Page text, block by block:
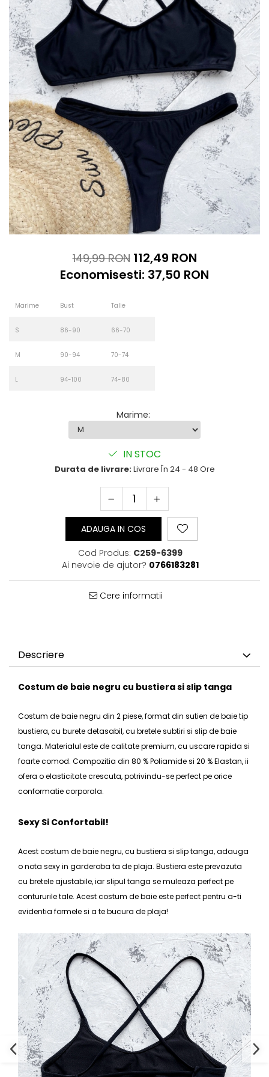
149,99 RON 112,49 RON
Economisesti: 37,50 RON
Marime Bust Talie
S 86-90 66-70
M 90-94 70-74
L 94-100 74-80
Marime:
IN STOC
Durata de livrare:Livrare În 24 - 48 Ore
ADAUGA IN COS
Cod Produs: C259-6399
Ai nevoie de ajutor? 0766183281
Cere informatii
Descriere
Costum de baie negru cu bustiera si slip tanga
Costum de baienegru din 2 piese, format din sutien de baie tip
bustiera, cu burete detasabil, cu bretele subtiri si slip de baie
tanga. Materialul este de calitate premium, cu uscare rapida si
foarte comod. Compozitia din 80 % Poliamide si 20 % Elastan, ii
ofera o elasticitate crescuta, potrivindu-se perfect pe orice
conformatie corporala.
Sexy Si Confortabil!
Acestcostum de baie negru, cu bustiera si slip tanga, adauga
o nota sexy in garderoba ta de plaja. Bustiera este prevazuta
cu bretele ajustabile, iar slipul tanga se muleaza perfect pe
contururile tale. Acestcostum de baieeste perfect pentru a-ti
evidentia formele si a te bucura de plaja!